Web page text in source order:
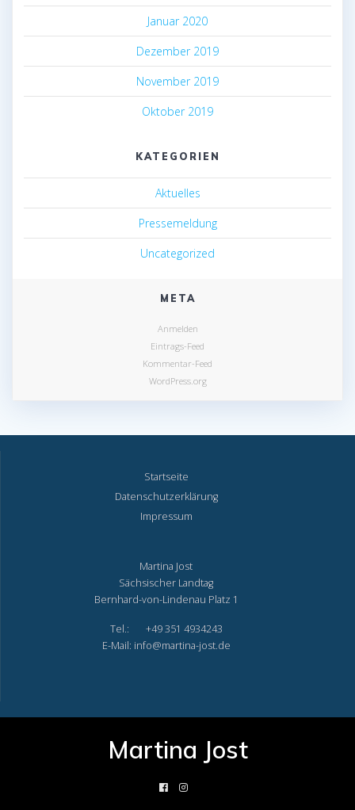
Januar 2020
Dezember 2019
November 2019
Oktober 2019
KATEGORIEN
Aktuelles
Pressemeldung
Uncategorized
META
Anmelden
Eintrags-Feed
Kommentar-Feed
WordPress.org
Startseite
Datenschutzerklärung
Impressum
Martina Jost
Sächsischer Landtag
Bernhard-von-Lindenau Platz 1
Tel.: +49 351 4934243
E-Mail: info@martina-jost.de
Martina Jost